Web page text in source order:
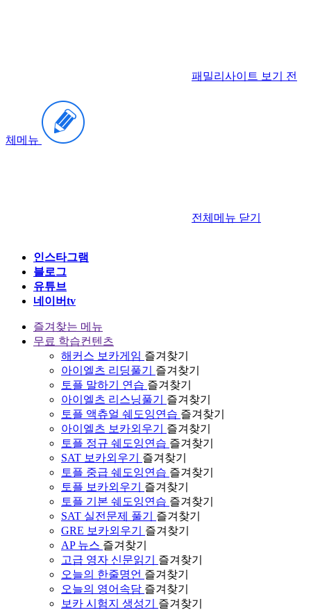
패밀리사이트 보기 전
체메뉴
전체메뉴 닫기
인스타그램
블로그
유튜브
네이버tv
즐겨찾는 메뉴
무료 학습컨텐츠
해커스 보카게임 즐겨찾기
아이엘츠 리딩풀기
즐겨찾기
토플 말하기 연습 즐겨찾기
아이엘츠 리스닝풀기
즐겨찾기
토플 액츄얼 쉐도잉연습 즐겨찾기
아이엘츠 보카외우기
즐겨찾기
토플 정규 쉐도잉연습 즐겨찾기
SAT 보카외우기
즐겨찾기
토플 중급 쉐도잉연습 즐겨찾기
토플 보카외우기
즐겨찾기
토플 기본 쉐도잉연습 즐겨찾기
SAT 실전문제 풀기
즐겨찾기
GRE 보카외우기
즐겨찾기
AP 뉴스 즐겨찾기
고급 영자 신문읽기
즐겨찾기
오늘의 한줄명언 즐겨찾기
오늘의 영어속담 즐겨찾기
보카 시험지 생성기
즐겨찾기